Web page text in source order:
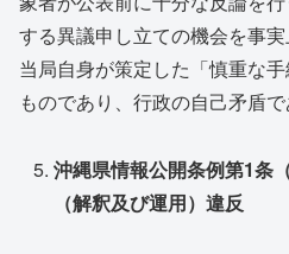
する異議申し立ての機会を事実
当局自身が策定した「慎重な
ものであり、行政の自己矛盾で
沖縄県情報公開条例第1条
（解釈及び運用）違反